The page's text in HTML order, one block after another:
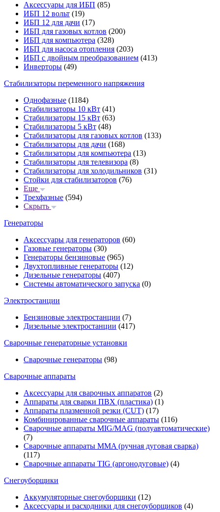
Аксессуары для ИБП (85)
ИБП 12 вольт (19)
ИБП 12 для дачи (17)
ИБП для газовых котлов (200)
ИБП для компьютера (328)
ИБП для насоса отопления (203)
ИБП с двойным преобразованием (413)
Инверторы (49)
Стабилизаторы переменного напряжения
Однофазные (1184)
Стабилизаторы 10 кВт (41)
Стабилизаторы 15 кВт (63)
Стабилизаторы 5 кВт (48)
Стабилизаторы для газовых котлов (133)
Стабилизаторы для дачи (168)
Стабилизаторы для компьютера (13)
Стабилизаторы для телевизора (8)
Стабилизаторы для холодильников (31)
Стойки для стабилизаторов (76)
Еще
Трехфазные (594)
Скрыть
Генераторы
Аксессуары для генераторов (60)
Газовые генераторы (30)
Генераторы бензиновые (965)
Двухтопливные генераторы (12)
Дизельные генераторы (407)
Системы автоматического запуска (0)
Электростанции
Бензиновые электростанции (7)
Дизельные электростанции (417)
Сварочные генераторные установки
Сварочные генераторы (98)
Сварочные аппараты
Аксессуары для сварочных аппаратов (2)
Аппараты для сварки ПВХ (пластика) (1)
Аппараты плазменной резки (CUT) (17)
Комбинированные сварочные аппараты (116)
Сварочные аппараты MIG/MAG (полуавтоматические)
(7)
Сварочные аппараты MMA (ручная дуговая сварка)
(117)
Сварочные аппараты TIG (аргонодуговые) (4)
Снегоуборщики
Аккумуляторные снегоуборщики (12)
Аксессуары и расходники для снегоуборщиков (4)